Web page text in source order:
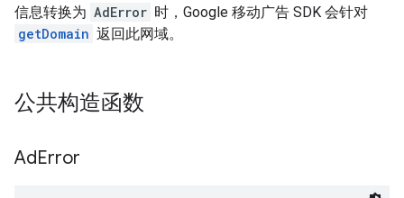
信息转换为 AdError 时，Google 移动广告 SDK 会针对
getDomain 返回此网域。
公共构造函数
AdError